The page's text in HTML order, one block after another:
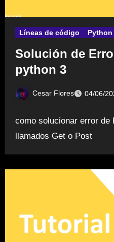
Líneas de código Python
Solución de
python 3
Cesar Flores 04/06/
como solucionar error de
llamados Get o Post